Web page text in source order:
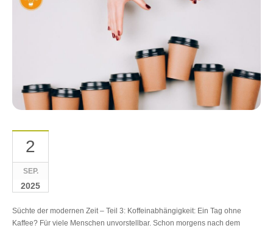
2
SEP.
2025
Süchte der modernen Zeit – Teil 3: Koffeinabhängigkeit: Ein Tag ohne
Kaffee? Für viele Menschen unvorstellbar. Schon morgens nach dem